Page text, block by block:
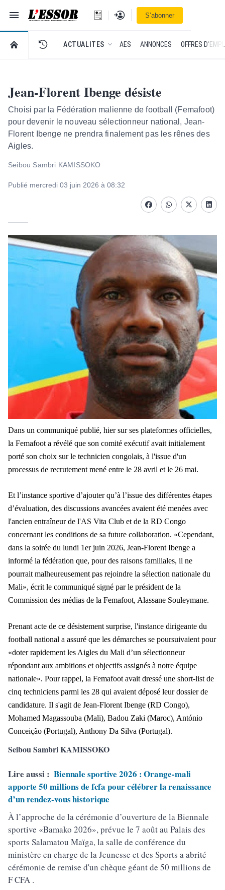
Navigation
L'Essor - retour à la une
Se connecterS’abonner
RETOUR À LA PAGE D’ACCUEIL DE L'ESSOR
ACTUALITES AES ANNONCES OFFRES
Jean-Florent Ibenge désiste
Choisi par la Fédération malienne de football (Femafoot)
pour devenir le nouveau sélectionneur national, Jean-
Florent Ibenge ne prendra finalement pas les rênes des
Aigles.
Seibou Sambri KAMISSOKO
Publié mercredi 03 juin 2026 à 08:32
FacebookwhatsappTwitter
Dans un communiqué publié, hier sur ses plateformes officielles,
la Femafoot a révélé que son comité exécutif avait initialement
porté son choix sur le technicien congolais, à l'issue d'un
processus de recrutement mené entre le 28 avril et le 26 mai.
Et l’instance sportive d’ajouter qu’à l’issue des différentes étapes
d’évaluation, des discussions avancées avaient été menées avec
l'ancien entraîneur de l'AS Vita Club et de la RD Congo
concernant les conditions de sa future collaboration. «Cependant,
dans la soirée du lundi 1er juin 2026, Jean-Florent Ibenge a
informé la fédération que, pour des raisons familiales, il ne
pourrait malheureusement pas rejoindre la sélection nationale du
Mali», écrit le communiqué signé par le président de la
Commission des médias de la Femafoot, Alassane Souleymane.
Prenant acte de ce désistement surprise, l'instance dirigeante du
football national a assuré que les démarches se poursuivaient pour
«doter rapidement les Aigles du Mali d’un sélectionneur
répondant aux ambitions et objectifs assignés à notre équipe
nationale». Pour rappel, la Femafoot avait dressé une short-list de
cinq techniciens parmi les 28 qui avaient déposé leur dossier de
candidature. Il s'agit de Jean-Florent Ibenge (RD Congo),
Mohamed Magassouba (Mali), Badou Zaki (Maroc), António
Conceição (Portugal), Anthony Da Silva (Portugal).
Seibou Sambri KAMISSOKO
Lire aussi : Biennale sportive 2026 : Orange-mali
apporte 50 millions de fcfa pour célébrer la renaissance
d’un rendez-vous historique
À l’approche de la cérémonie d’ouverture de la Biennale
sportive «Bamako 2026», prévue le 7 août au Palais des
sports Salamatou Maïga, la salle de conférence du
ministère en charge de la Jeunesse et des Sports a abrité
cérémonie de remise d'un chèque géant de 50 millions de
F CFA .